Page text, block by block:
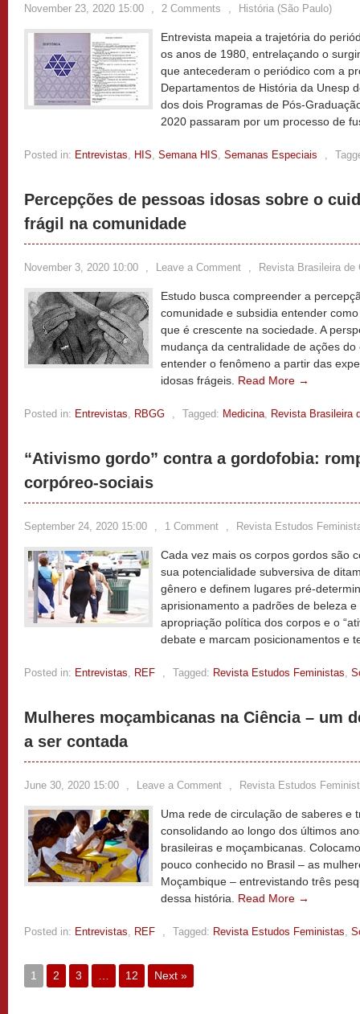
November 23, 2020 15:00 , 2 Comments , História (São Paulo)
Entrevista mapeia a trajetória do
os anos de 1980, entrelaçando o
que antecederam o periódico com a
Departamentos de História da Unesp
dos dois Programas de Pós-
2020 passaram por um processo de
Posted in: Entrevistas, HIS, Semana HIS, Semanas Especiais ,
Percepções de pessoas idosas sobre o
frágil na comunidade
November 3, 2020 10:00 , Leave a Comment , Revista Brasileira de
Estudo busca compreender a
comunidade e subsidia entender
que é crescente na sociedade. A
mudança da centralidade de ações
entender o fenômeno a partir das
idosas frágeis. Read More →
Posted in: Entrevistas, RBGG , Tagged: Medicina, Revista Brasileira
“Ativismo gordo” contra a gordofobia:
corpóreo-sociais
September 24, 2020 15:00 , 1 Comment , Revista Estudos
Cada vez mais os corpos gordos são
sua potencialidade subversiva de
gênero e definem lugares pré-
aprisionamento a padrões de beleza
apropriação política dos corpos e o
debate e marcam posicionamentos e
Posted in: Entrevistas, REF , Tagged: Revista Estudos Feministas,
Mulheres moçambicanas na Ciência – um
a ser contada
June 30, 2020 15:00 , Leave a Comment , Revista Estudos
Uma rede de circulação de saberes e
consolidando ao longo dos últimos
brasileiras e moçambicanas.
pouco conhecido no Brasil – as
Moçambique – entrevistando três
dessa história. Read More →
Posted in: Entrevistas, REF , Tagged: Revista Estudos Feministas,
1 2 3 12 Next »